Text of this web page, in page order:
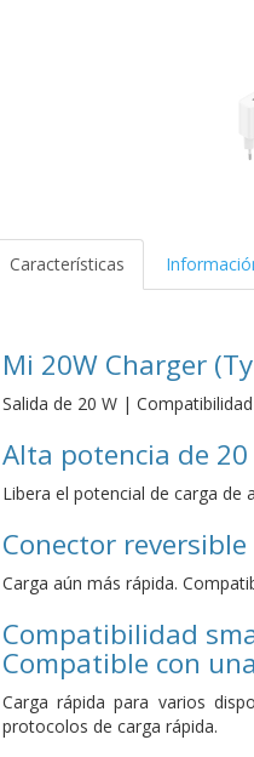
Características
Mi 20W Charger
Salida de 20 W |
Alta potencia de 20
Libera el potencial de carga de
Conector
Carga aún más rápida.
Compatibilidad
Compatible con
Carga rápida para varios
protocolos de carga rápida.